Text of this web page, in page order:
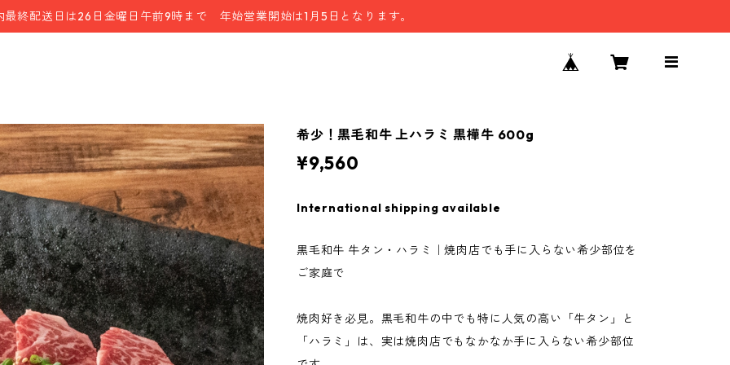
最終配送日は26日金曜日午前9時まで 年始営業開始は1月5日となります。
希少！黒毛和牛 上ハラミ 黒樺牛 600g
¥9,560
International shipping available
黒毛和牛 牛タン・ハラミ｜焼肉店でも手に入らない希少部位を
ご家庭で
焼肉好き必見。黒毛和牛の中でも特に人気の高い「牛タン」と
「ハラミ」は、実は焼肉店でもなかなか手に入らない希少部位